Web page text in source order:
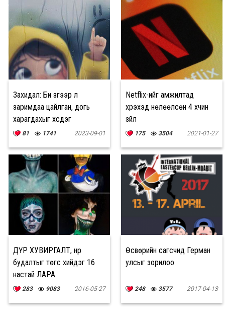
Захидал: Би зүгээр л
заримдаа цайлган, догь
харагдахыг хүсдэг
81 1741 2023-09-01
Netflix-ийг амжилтад
хүрэхэд нөлөөлсөн 4 хүчин
зүйл
175 3504 2021-01-27
ДҮР ХУВИРГАЛТ, нүүр
будалтыг төгс хийдэг 16
настай ЛАРА
283 9083 2016-05-27
Өсвөрийн сагсчид Герман
улсыг зорилоо
248 3577 2017-04-13